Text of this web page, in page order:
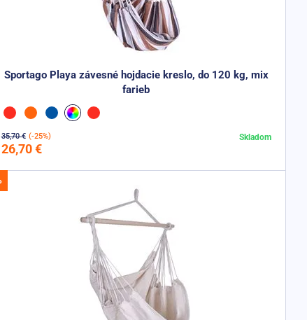
Sportago Playa závesné hojdacie kreslo, do 120 kg, mix
farieb
35,70 € (-25%)
26,70 €
Skladom